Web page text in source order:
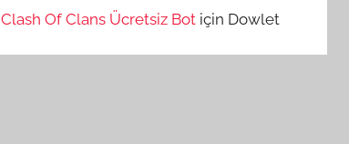
Clash Of Clans Ücretsiz Bot için Dowlet